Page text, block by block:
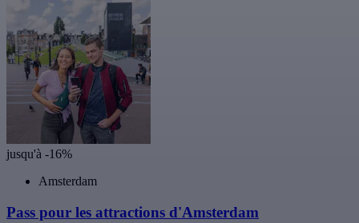
jusqu'à -16%
Amsterdam
Pass pour les attractions d'Amsterdam